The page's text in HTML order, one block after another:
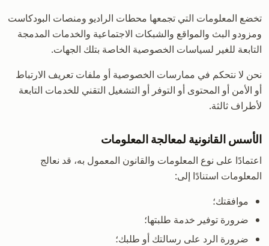
تخضع المعلومات التي تجمعها محطات الراديو ومنصات البودكاست
ومزودو البث والمواقع والشبكات الاجتماعية والخدمات المدمجة
التابعة للغير لسياسات الخصوصية الخاصة بتلك الجهات.
نحن لا نتحكم في ممارسات الخصوصية أو ملفات تعريف الارتباط
أو الأمن أو المحتوى أو التوفر أو التشغيل التقني للخدمات التابعة
لأطراف ثالثة.
الأسس القانونية لمعالجة المعلومات
اعتمادًا على نوع المعلومات والقانون المعمول به، قد نعالج
المعلومات استنادًا إلى:
موافقتك؛
ضرورة توفير خدمة طلبتها؛
ضرورة الرد على رسالتك أو طلبك؛